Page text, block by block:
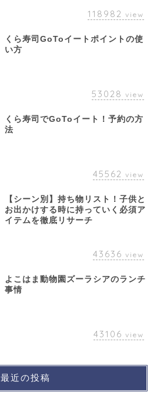
118982 view
くら寿司GoToイートポイントの使
い方
53028 view
くら寿司でGoToイート！予約の方
法
45562 view
【シーン別】持ち物リスト！子供と
お出かけする時に持っていく必須ア
イテムを徹底リサーチ
43636 view
よこはま動物園ズーラシアのランチ
事情
43106 view
最近の投稿